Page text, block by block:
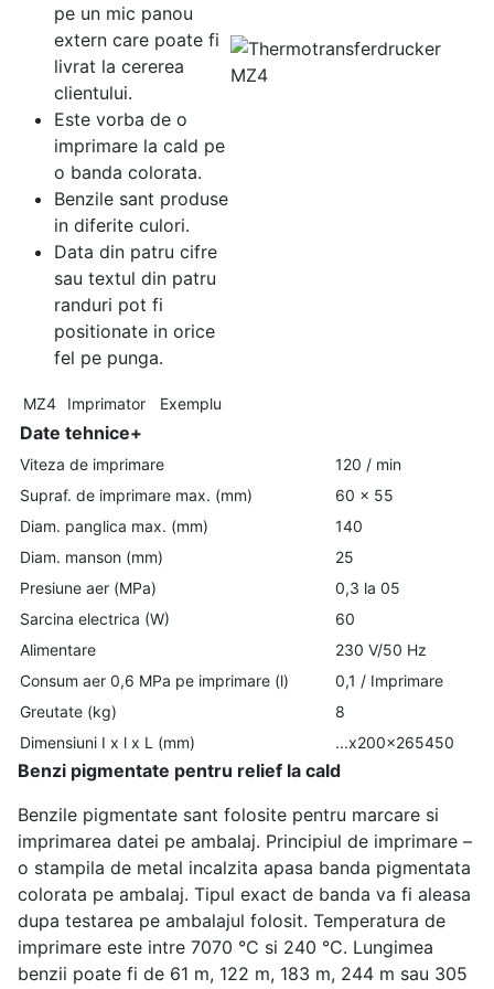
pe un mic panou
extern care poate fi
livrat la cererea
clientului.
Este vorba de o
imprimare la cald pe
o banda colorata.
Benzile sant produse
in diferite culori.
Data din patru cifre
sau textul din patru
randuri pot fi
positionate in orice
fel pe punga.
MZ4 Imprimator Exemplu
Date tehnice+
Viteza de imprimare
120 / min
Supraf. de imprimare max. (mm)
60 x 55
Diam. panglica max. (mm)
140
Diam. manson (mm)
25
Presiune aer (MPa)
0,3 la 05
Sarcina electrica (W)
60
Alimentare
230 V/50 Hz
Consum aer 0,6 MPa pe imprimare (l)
0,1 / Imprimare
Greutate (kg)
8
Dimensiuni I x l x L (mm)
...x200x265450
Benzi pigmentate pentru relief la cald
Benzile pigmentate sant folosite pentru marcare si
imprimarea datei pe ambalaj. Principiul de imprimare –
o stampila de metal incalzita apasa banda pigmentata
colorata pe ambalaj. Tipul exact de banda va fi aleasa
dupa testarea pe ambalajul folosit. Temperatura de
imprimare este intre 7070 °C si 240 °C. Lungimea
benzii poate fi de 61 m, 122 m, 183 m, 244 m sau 305